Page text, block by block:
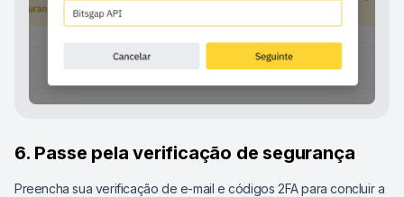
6. Passe pela verificação de segurança
Preencha sua verificação de e-mail e códigos 2FA para concluir a